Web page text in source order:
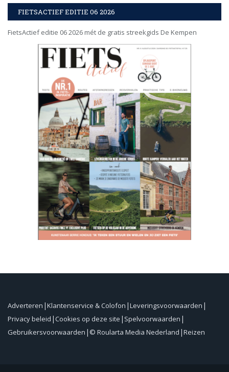
FIETSACTIEF EDITIE 06 2026
FietsActief editie 06 2026 mét de gratis streekgids De Kempen
Adverteren Klantenservice & Colofon Leveringsvoorwaarden
Privacy beleid Cookies op deze site Spelvoorwaarden
Gebruikersvoorwaarden © Roularta Media Nederland Reizen